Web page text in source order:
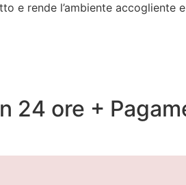
e rende l’ambiente accogliente e
24 ore +